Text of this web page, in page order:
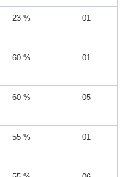
23 % 01
60 % 01
60 % 05
55 % 01